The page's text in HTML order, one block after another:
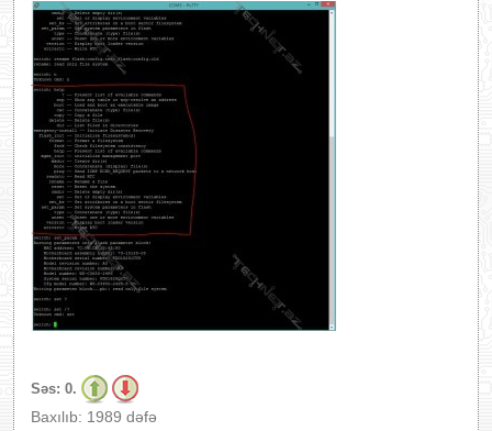
Səs: 0.
Baxılıb: 1989 dəfə